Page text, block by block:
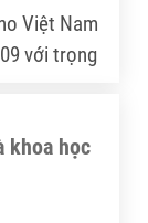
Việt Nam
với trọng
khoa học